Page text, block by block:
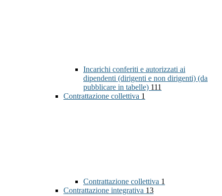
Incarichi conferiti e autorizzati ai
dipendenti (dirigenti e non dirigenti) (da
pubblicare in tabelle) 111
Contrattazione collettiva 1
Contrattazione collettiva 1
Contrattazione integrativa 13